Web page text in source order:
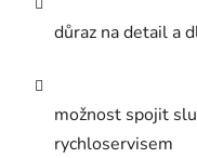
důraz na detail a
možnost spojit
rychloservisem